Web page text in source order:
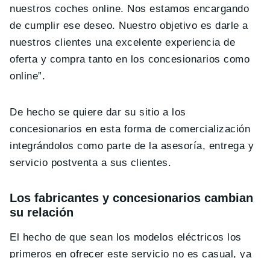
nuestros coches online. Nos estamos encargando
de cumplir ese deseo. Nuestro objetivo es darle a
nuestros clientes una excelente experiencia de
oferta y compra tanto en los concesionarios como
online”.
De hecho se quiere dar su sitio a los
concesionarios en esta forma de comercialización
integrándolos como parte de la asesoría, entrega y
servicio postventa a sus clientes.
Los fabricantes y concesionarios cambian
su relación
El hecho de que sean los modelos eléctricos los
primeros en ofrecer este servicio no es casual, ya